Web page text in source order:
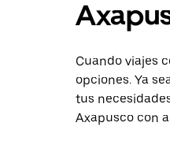
Cuando viajes
opciones. Ya
tus
Axapusco con